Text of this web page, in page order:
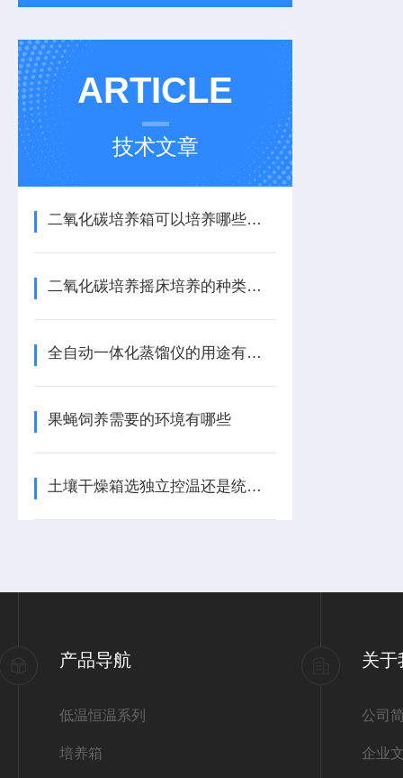
ARTICLE
技术文章
二氧化碳培养箱可以培养哪些细菌
二氧化碳培养摇床培养的种类有哪些类型
全自动一体化蒸馏仪的用途有哪些
果蝇饲养需要的环境有哪些
土壤干燥箱选独立控温还是统一控温的
产品导航
低温恒温系列
培养箱
关于
公司
企业